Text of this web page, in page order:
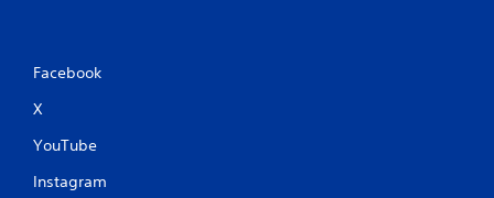
Facebook
X
YouTube
Instagram